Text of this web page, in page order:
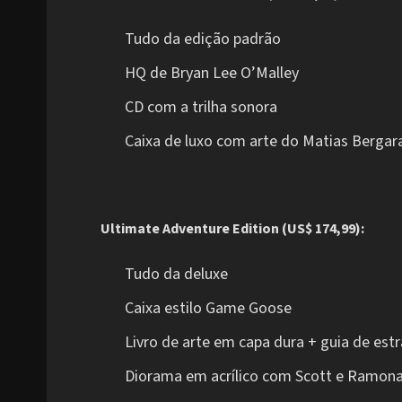
Tudo da edição padrão
HQ de Bryan Lee O’Malley
CD com a trilha sonora
Caixa de luxo com arte do Matias
Ultimate Adventure Edition (US$ 174,99):
Tudo da deluxe
Caixa estilo Game Goose
Livro de arte em capa dura + guia de
Diorama em acrílico com Scott e Ramona